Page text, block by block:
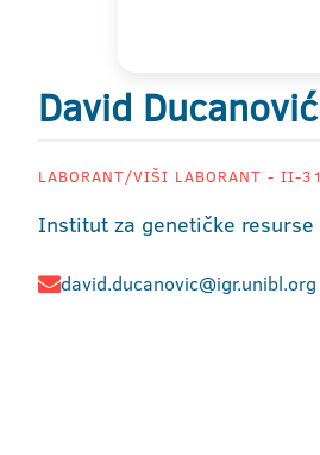
David Ducanović
LABORANT/VIŠI LABORANT - II-31
Institut za genetičke resurse
david.ducanovic@igr.unibl.org